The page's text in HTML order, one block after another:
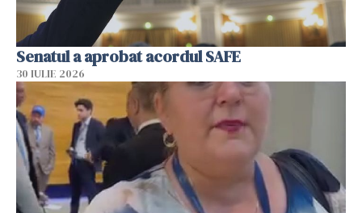
Senatul a aprobat acordul SAFE
30 IULIE 2026